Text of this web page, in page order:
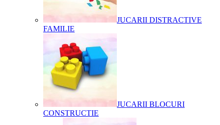
JUCARII DISTRACTIVE
FAMILIE
JUCARII BLOCURI
CONSTRUCTIE